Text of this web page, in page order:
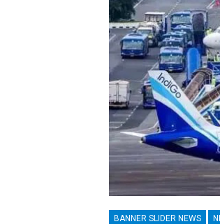
BANNER SLIDER NEWS